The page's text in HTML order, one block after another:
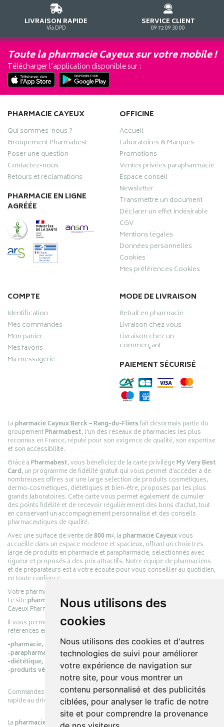
Nous utilisons des
cookies
Nous utilisons des cookies et d'autres
technologies de suivi pour améliorer
votre expérience de navigation sur
notre site, pour vous montrer un
contenu personnalisé et des publicités
ciblées, pour analyser le trafic de notre
site et pour comprendre la provenance
LIVRAISON RAPIDE
Via DPD
SERVICE CLIENT
09 72 09 30 00
Toute la pharmacie Cayeux sur votre mobile !
Télécharger l’application disponible sur :
PHARMACIE CAYEUX
Qui sommes-nous ?
Groupement Pharmabest
Poser une question
Contactez-nous
Retours et réclamations
PHARMACIE EN LIGNE
AGRÉÉE
OFFICINE
Accueil
Laboratoires & Marques
Promotions
Ventes privées parapharmacie
Espace conseil
Newsletter
Transmettre un document
Déclarer un effet indésirable
CGV
Mentions légales
Données personnelles
Cookies
Mes préférences Cookies
COMPTE
Identification
Mes commandes
Mon panier
Mes favoris
Ma messagerie
MODE DE LIVRAISON
Retrait en pharmacie
Livraison chez vous
Livraison chez un
commerçant
PAIEMENT SÉCURISÉ
Lapharmacie Cayeux Berck – Rang-du-Fliersfait désormais partie du
groupementPharmabest, l’un des réseaux de pharmacies les plus
reconnus en France, réputé pour son exigence de qualité, son expertise
et son accessibilité.
Grâce àPharmabest, vous bénéficiez de la carte privilègeMy Very Best
Card, un programme de fidélité gratuit qui vous permet d’accéder à de
nombreuses offres sur une large sélection de produits cosmétiques,
dermo-cosmétiques, diététiques et bien-être, proposés par les plus
grands laboratoires. Cette carte vous permet également de cumuler
des points fidélité et de recevoir régulièrement des bons d’achat, tout
en conservant un accompagnement personnalisé et des conseils
pharmaceutiques de qualité.
Avec une surface de vente de800 m², lapharmacie Cayeuxvous
accueille dans un espace moderne et spacieux, offrant un choix très
large de produits en pharmacie et parapharmacie, sélectionnés avec
rigueur et proposés à des prix attractifs. Notre équipe de pharmaciens
et de préparateurs est à votre écoute pour vous conseiller au quotidien,
en toute confiance.
Votre pharmacie en ligne :
Le sitepharmacie-cayeux.frest le prolongement digital de la pharmacie
Cayeux Pharmabest Berck-sur-Mer – Rang-du-Fliers.
Il vous permet de réaliser vos achats en ligne parmi des milliers de
références en :
-pharmacie,
-parapharmacie,
-diététique,
-produits vétérinaires.
Commandez simplement vos produits en ligne et choisissez le retrait
rapide au drive ou la livraison à domicile, en toute simplicité.
Lapharmacie Cayeuxs’engage à vous offrir une expérience pratique,